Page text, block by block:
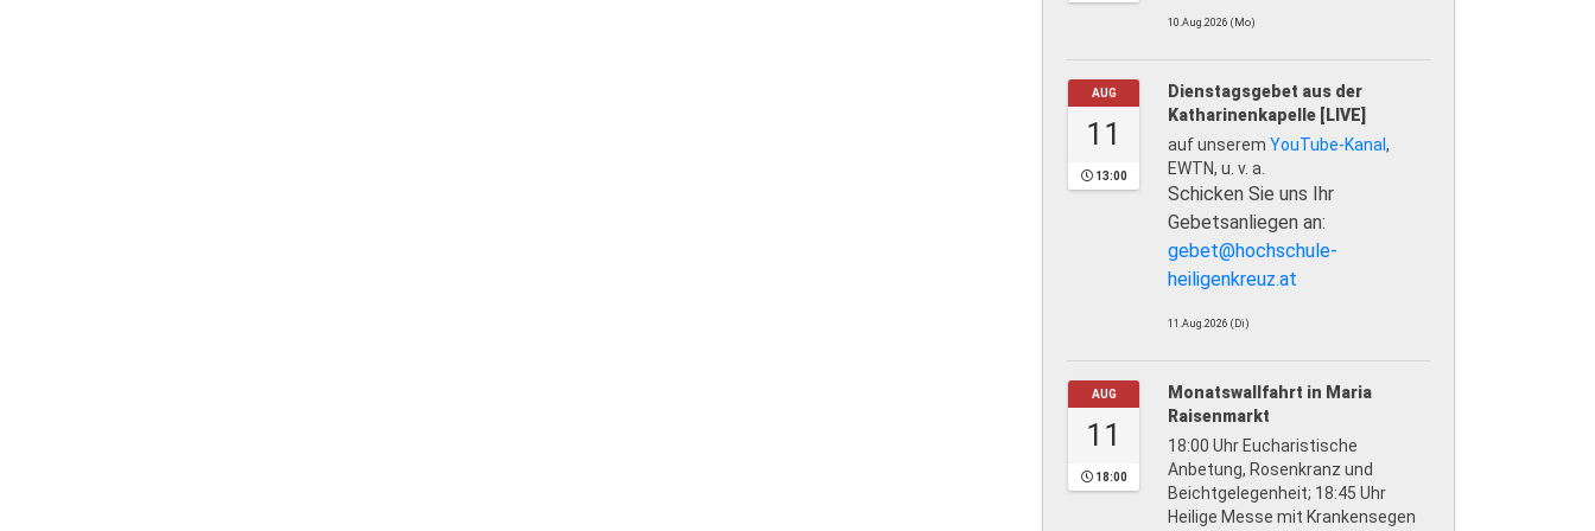
10.Aug.2026 (Mo)
AUG
11
13:00
Dienstagsgebet aus der
Katharinenkapelle [LIVE]
auf unserem YouTube-Kanal ,
EWTN, u. v. a.
Schicken Sie uns Ihr
Gebetsanliegen an:
gebet@hochschule-
heiligenkreuz.at
11.Aug.2026 (Di)
AUG
11
18:00
Monatswallfahrt in Maria
Raisenmarkt
18:00 Uhr Eucharistische
Anbetung, Rosenkranz und
Beichtgelegenheit; 18:45 Uhr
Heilige Messe mit Krankensegen